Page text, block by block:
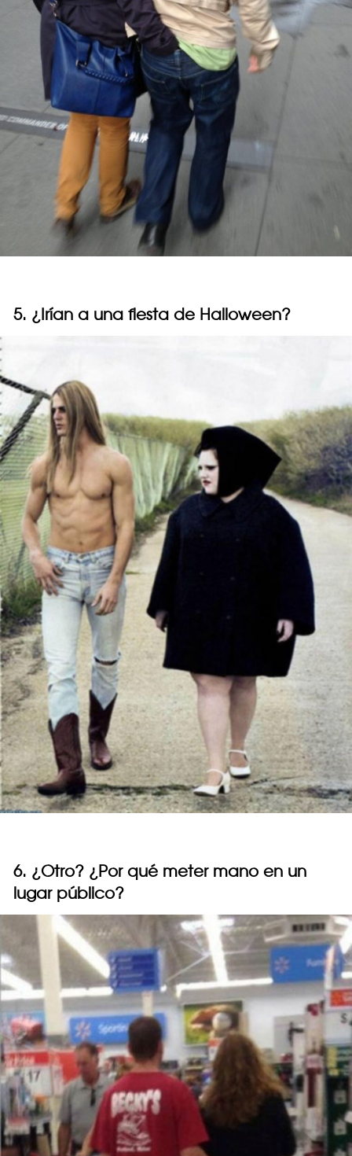
5. ¿Irían a una fiesta de Halloween?
6. ¿Otro? ¿Por qué meter mano en un
lugar público?